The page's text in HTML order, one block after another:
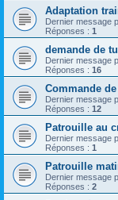
Adaptation
Dernier message
Réponses : 1
demande de
Dernier message
Réponses : 16
Commande
Dernier message
Réponses : 12
Patrouille au
Dernier message
Réponses : 1
Patrouille
Dernier message
Réponses : 2